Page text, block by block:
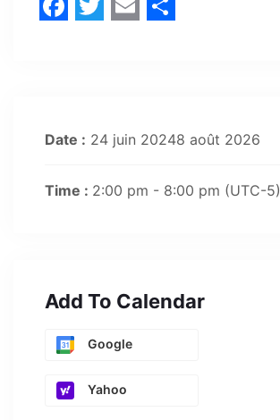
Date : 24 juin 20248 août 2026
Time : 2:00 pm - 8:00 pm (UTC-5)
Add To Calendar
Google
Yahoo